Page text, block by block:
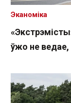
ўжо не ведае,
Эканоміка